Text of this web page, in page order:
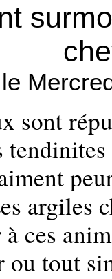
sont
argiles
ces
tout